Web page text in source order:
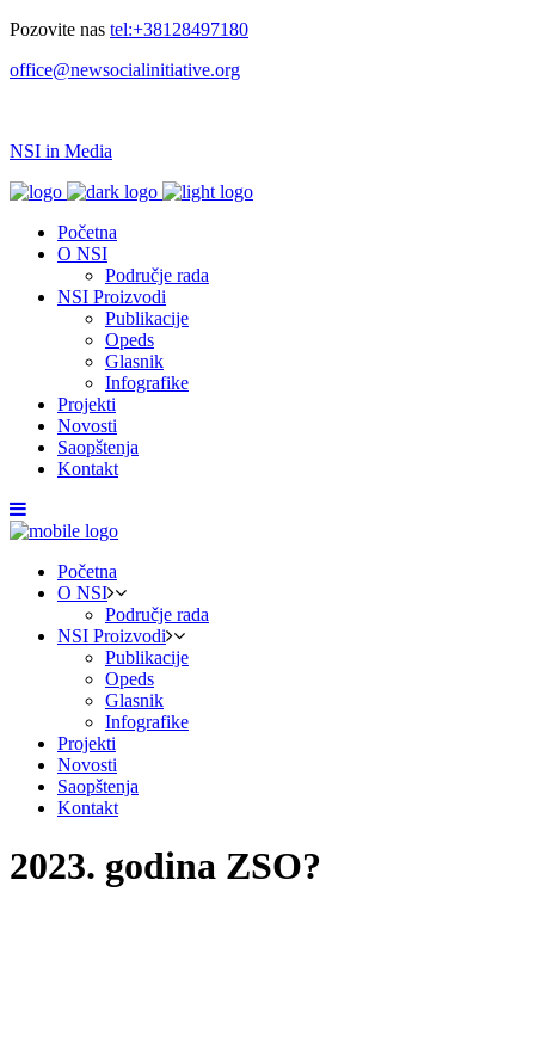
Pozovite nas tel:+38128497180
office@newsocialinitiative.org
NSI in Media
Početna
O NSI
Područje rada
NSI Proizvodi
Publikacije
Opeds
Glasnik
Infografike
Projekti
Novosti
Saopštenja
Kontakt
Početna
O NSI
Područje rada
NSI Proizvodi
Publikacije
Opeds
Glasnik
Infografike
Projekti
Novosti
Saopštenja
Kontakt
2023. godina ZSO?